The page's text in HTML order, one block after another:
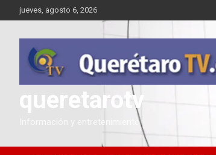
Saltar
al
jueves, agosto 6, 2026
queretarotv
Información y entretenimiento